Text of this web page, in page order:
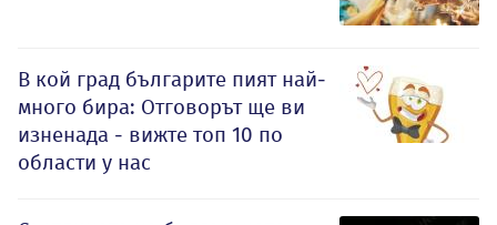
В кой град българите пият най-
много бира: Отговорът ще ви
изненада - вижте топ 10 по
области у нас